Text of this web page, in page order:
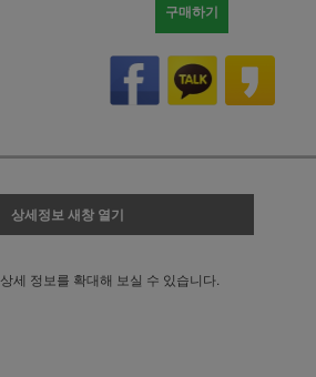
구매하기
상세정보 새창 열기
상세 정보를 확대해 보실 수 있습니다.